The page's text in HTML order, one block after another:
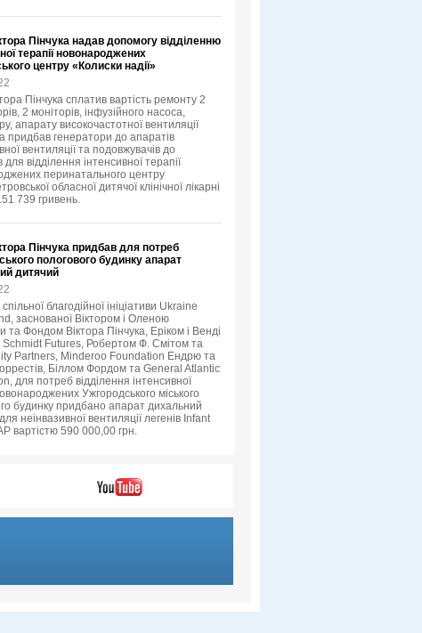
Пінчука надав допомогу відділенню
терапії новонароджених
центру «Колиски надії»
Пінчука сплатив вартість ремонту 2
2 моніторів, інфузійного насоса,
апарату високочастотної вентиляції
придбав генератори до апаратів
вентиляції та подовжувачів до
для відділення інтенсивної терапії
перинатального центру
обласної дитячої клінічної лікарні
739 гривень.
Пінчука придбав для потреб
пологового будинку апарат
дитячий
благодійної ініціативи Ukraine
заснованої Віктором і Оленою
та Фондом Віктора Пінчука, Еріком і Венді
Schmidt Futures, Робертом Ф. Смітом та
Partners, Minderoo Foundation Ендрю та
Біллом Фордом та General Atlantic
для потреб відділення інтенсивної
Ужгородського міського
будинку придбано апарат дихальний
неінвазивної вентиляції легенів Infant
вартістю 590 000,00 грн.